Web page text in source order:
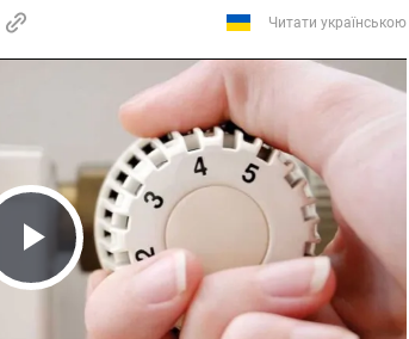
Читати українською
Video